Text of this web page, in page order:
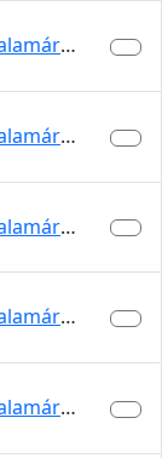
Kalamárka
Kalamárka
Kalamárka
Kalamárka
Kalamárka